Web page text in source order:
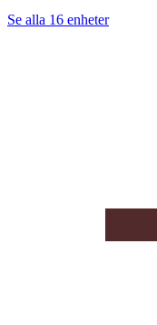
Se alla 16 enheter